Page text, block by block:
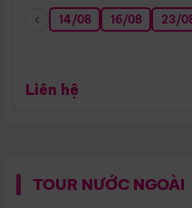
14/08 16/08 23/
Liên hệ
TOUR NƯỚC NGOÀI